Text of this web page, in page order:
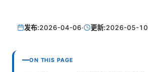
发布:2026-04-06· 更新:2026-05-10
ON THIS PAGE